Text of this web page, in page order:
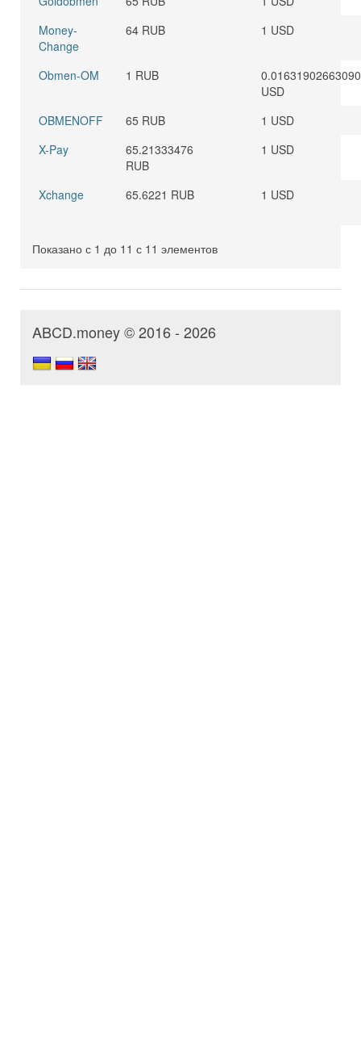
Money-
Change
64 RUB 1 USD
Obmen-OM 1 RUB
USD
OBMENOFF
65 RUB
1 USD
X-Pay
65.21333476
RUB
1 USD
Xchange 65.6221 RUB 1 USD
Показано с 1 до 11 с 11 элементов
ABCD.money © 2016 - 2026